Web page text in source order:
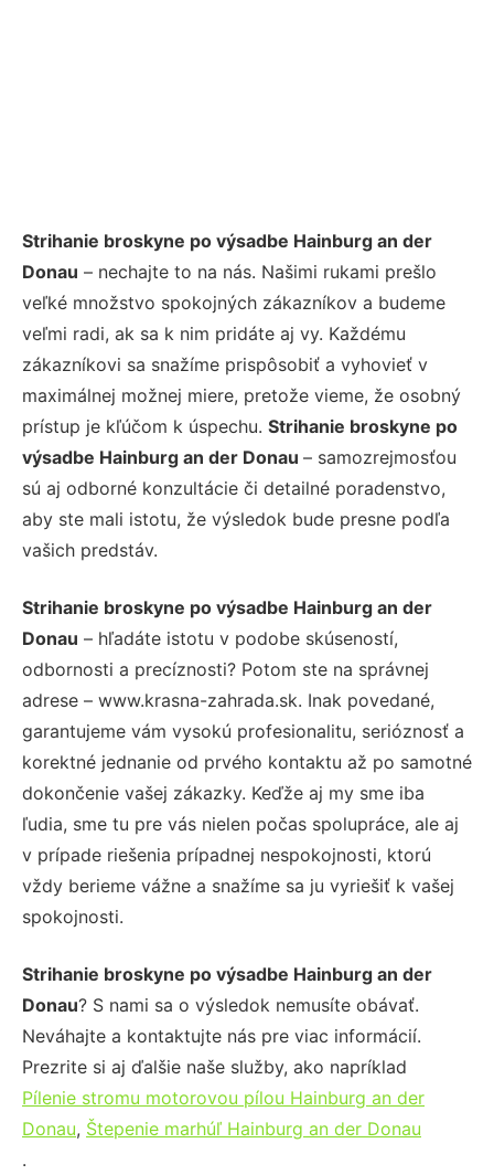
Strihanie broskyne po výsadbe Hainburg an der
Donau – nechajte to na nás. Našimi rukami prešlo
veľké množstvo spokojných zákazníkov a budeme
veľmi radi, ak sa k nim pridáte aj vy. Každému
zákazníkovi sa snažíme prispôsobiť a vyhovieť v
maximálnej možnej miere, pretože vieme, že osobný
prístup je kľúčom k úspechu. Strihanie broskyne po
výsadbe Hainburg an der Donau – samozrejmosťou
sú aj odborné konzultácie či detailné poradenstvo,
aby ste mali istotu, že výsledok bude presne podľa
vašich predstáv.
Strihanie broskyne po výsadbe Hainburg an der
Donau – hľadáte istotu v podobe skúseností,
odbornosti a precíznosti? Potom ste na správnej
adrese – www.krasna-zahrada.sk. Inak povedané,
garantujeme vám vysokú profesionalitu, serióznosť a
korektné jednanie od prvého kontaktu až po samotné
dokončenie vašej zákazky. Keďže aj my sme iba
ľudia, sme tu pre vás nielen počas spolupráce, ale aj
v prípade riešenia prípadnej nespokojnosti, ktorú
vždy berieme vážne a snažíme sa ju vyriešiť k vašej
spokojnosti.
Strihanie broskyne po výsadbe Hainburg an der
Donau? S nami sa o výsledok nemusíte obávať.
Neváhajte a kontaktujte nás pre viac informácií.
Prezrite si aj ďalšie naše služby, ako napríklad
Pílenie stromu motorovou pílou Hainburg an der
Donau, Štepenie marhúľ Hainburg an der Donau
.